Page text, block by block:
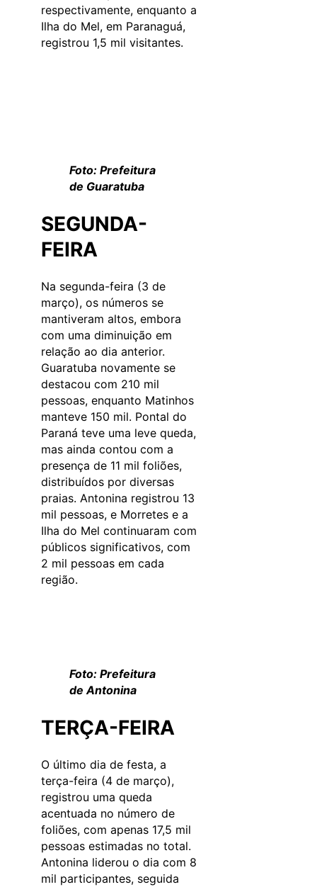
respectivamente, enquanto a
Ilha do Mel, em Paranaguá,
registrou 1,5 mil visitantes.
Foto: Prefeitura
de Guaratuba
SEGUNDA-
FEIRA
Na segunda-feira (3 de
março), os números se
mantiveram altos, embora
com uma diminuição em
relação ao dia anterior.
Guaratuba novamente se
destacou com 210 mil
pessoas, enquanto Matinhos
manteve 150 mil. Pontal do
Paraná teve uma leve queda,
mas ainda contou com a
presença de 11 mil foliões,
distribuídos por diversas
praias. Antonina registrou 13
mil pessoas, e Morretes e a
Ilha do Mel continuaram com
públicos significativos, com
2 mil pessoas em cada
região.
Foto: Prefeitura
de Antonina
TERÇA-FEIRA
O último dia de festa, a
terça-feira (4 de março),
registrou uma queda
acentuada no número de
foliões, com apenas 17,5 mil
pessoas estimadas no total.
Antonina liderou o dia com 8
mil participantes, seguida